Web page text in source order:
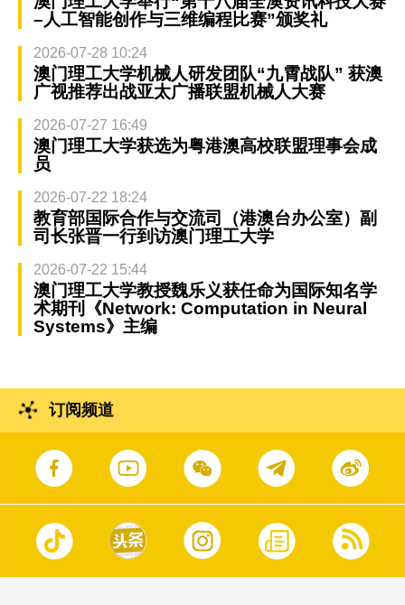
–人工智能创作与三维编程比赛”颁奖礼
2026-07-28 10:24
澳门理工大学机械人研发团队“九霄战队” 获澳
广视推荐出战亚太广播联盟机械人大赛
2026-07-27 16:49
澳门理工大学获选为粤港澳高校联盟理事会成
员
2026-07-22 18:24
教育部国际合作与交流司（港澳台办公室）副
司长张晋一行到访澳门理工大学
2026-07-22 15:44
澳门理工大学教授魏乐义获任命为国际知名学
术期刊《Network: Computation in Neural
Systems》主编
订阅频道